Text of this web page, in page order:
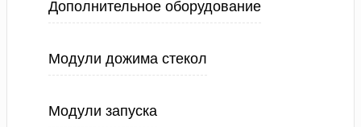
Дополнительное оборудование
Модули дожима стекол
Модули запуска